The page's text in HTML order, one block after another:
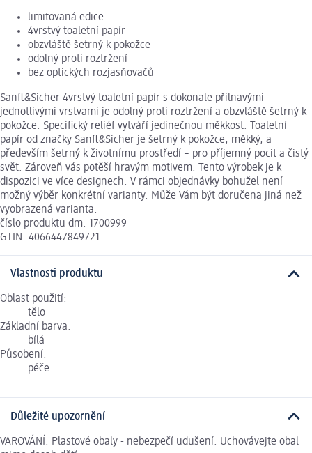
limitovaná edice
4vrstvý toaletní papír
obzvláště šetrný k pokožce
odolný proti roztržení
bez optických rozjasňovačů
Sanft&Sicher 4vrstvý toaletní papír s dokonale přilnavými
jednotlivými vrstvami je odolný proti roztržení a obzvláště šetrný k
pokožce. Specifický reliéf vytváří jedinečnou měkkost. Toaletní
papír od značky Sanft&Sicher je šetrný k pokožce, měkký, a
především šetrný k životnímu prostředí – pro příjemný pocit a čistý
svět. Zároveň vás potěší hravým motivem. Tento výrobek je k
dispozici ve více designech. V rámci objednávky bohužel není
možný výběr konkrétní varianty. Může Vám být doručena jiná než
vyobrazená varianta.
číslo produktu dm: 1700999
GTIN: 4066447849721
Vlastnosti produktu
Oblast použití:
tělo
Základní barva:
bílá
Působení:
péče
Důležité upozornění
VAROVÁNÍ: Plastové obaly - nebezpečí udušení. Uchovávejte obal